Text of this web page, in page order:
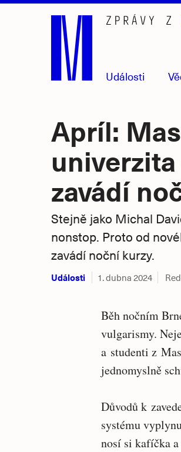
Události
Apríl:
zavádí
Stejně jako Michal
nonstop. Proto od
zavádí noční kurzy.
Události 1. dubna 2024
Běh nočním
vulgarismy.
a studenti z
jednomyslně
Důvodů k
systému
nosí si kafíčka